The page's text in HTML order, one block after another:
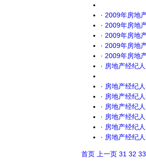
· 2009年房地
· 2009年房地
· 2009年房地
· 2009年房地
· 2009年房地
· 房地产经纪
· 房地产经纪
· 房地产经纪
· 房地产经纪
· 房地产经纪
· 房地产经纪
· 房地产经纪
首页 上一页 31 32 33